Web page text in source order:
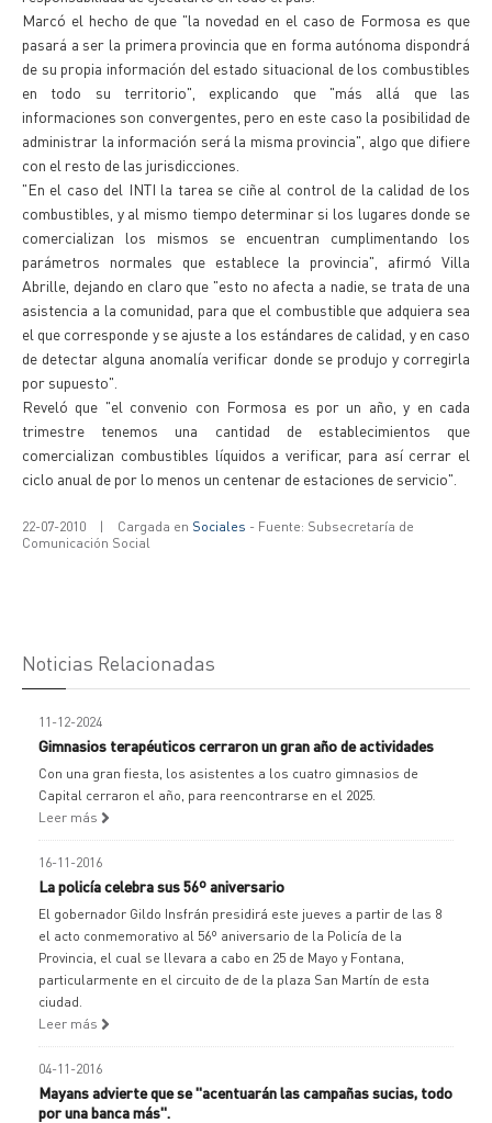
Marcó el hecho de que "la novedad en el caso de Formosa es que
pasará a ser la primera provincia que en forma autónoma dispondrá
de su propia información del estado situacional de los combustibles
en todo su territorio", explicando que "más allá que las
informaciones son convergentes, pero en este caso la posibilidad de
administrar la información será la misma provincia", algo que difiere
con el resto de las jurisdicciones.
"En el caso del INTI la tarea se ciñe al control de la calidad de los
combustibles, y al mismo tiempo determinar si los lugares donde se
comercializan los mismos se encuentran cumplimentando los
parámetros normales que establece la provincia", afirmó Villa
Abrille, dejando en claro que "esto no afecta a nadie, se trata de una
asistencia a la comunidad, para que el combustible que adquiera sea
el que corresponde y se ajuste a los estándares de calidad, y en caso
de detectar alguna anomalía verificar donde se produjo y corregirla
por supuesto".
Reveló que "el convenio con Formosa es por un año, y en cada
trimestre tenemos una cantidad de establecimientos que
comercializan combustibles líquidos a verificar, para así cerrar el
ciclo anual de por lo menos un centenar de estaciones de servicio".
22-07-2010 | Cargada en Sociales - Fuente: Subsecretaría de
Comunicación Social
Noticias Relacionadas
11-12-2024
Gimnasios terapéuticos cerraron un gran año de actividades
Con una gran fiesta, los asistentes a los cuatro gimnasios de
Capital cerraron el año, para reencontrarse en el 2025.
Leer más
16-11-2016
La policía celebra sus 56º aniversario
El gobernador Gildo Insfrán presidirá este jueves a partir de las 8
el acto conmemorativo al 56º aniversario de la Policía de la
Provincia, el cual se llevara a cabo en 25 de Mayo y Fontana,
particularmente en el circuito de de la plaza San Martín de esta
ciudad.
Leer más
04-11-2016
Mayans advierte que se "acentuarán las campañas sucias, todo
por una banca más".